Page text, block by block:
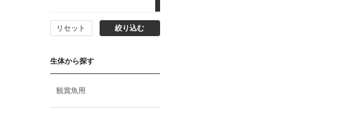
猫ドライフード
リセット 絞り込む
生体から探す
観賞魚用